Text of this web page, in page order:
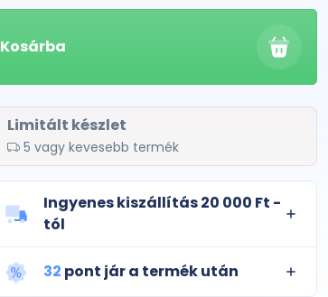
Kosárba
Limitált készlet
5 vagy kevesebb termék
Ingyenes kiszállítás 20 000 Ft -
tól
32 pont jár a termék után